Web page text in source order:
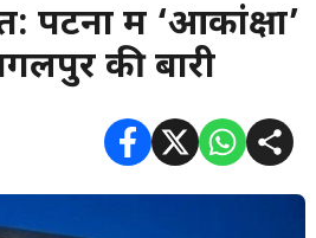
पटना में ‘आकांक्षा’
की बारी